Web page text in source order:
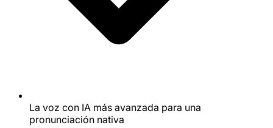
La voz con IA más avanzada para una
pronunciación nativa